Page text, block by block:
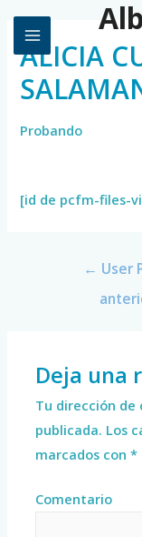
ALICIA
Probando
[id de pcfm-files-
← User
Deja una
Tu dirección de
publicada. Los
marcados con*
Comentario